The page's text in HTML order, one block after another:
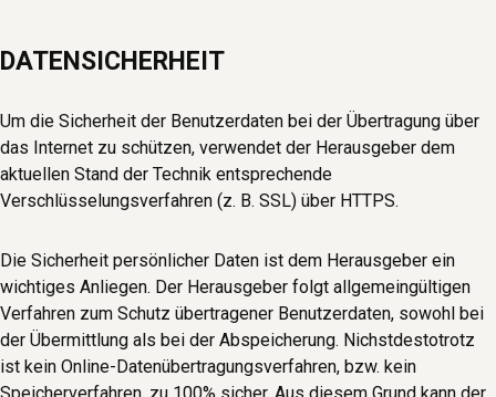
DATENSICHERHEIT
Um die Sicherheit der Benutzerdaten bei der Übertragung über
das Internet zu schützen, verwendet der Herausgeber dem
aktuellen Stand der Technik entsprechende
Verschlüsselungsverfahren (z. B. SSL) über HTTPS.
Die Sicherheit persönlicher Daten ist dem Herausgeber ein
wichtiges Anliegen. Der Herausgeber folgt allgemeingültigen
Verfahren zum Schutz übertragener Benutzerdaten, sowohl bei
der Übermittlung als bei der Abspeicherung. Nichstdestotrotz
ist kein Online-Datenübertragungsverfahren, bzw. kein